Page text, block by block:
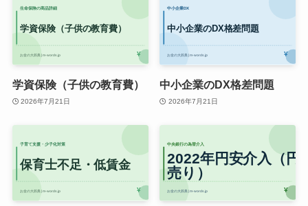
学資保険（子供の教育費）
2026年7月21日
中小企業のDX格差問題
2026年7月21日